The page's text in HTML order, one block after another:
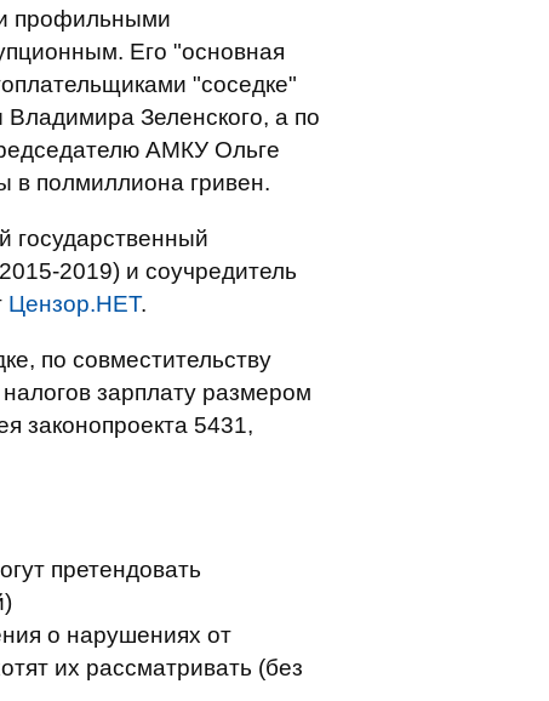
профильными
Его "основная
"соседке"
Владимира Зеленского, а по
АМКУ Ольге
в полмиллиона гривен.
государственный
2019) и соучредитель
Цензор.НЕТ.
по совместительству
зарплату размером
законопроекта 5431,
претендовать
о нарушениях от
их рассматривать (без